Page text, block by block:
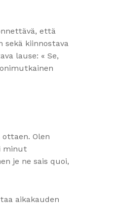
että
sekä kiinnostava
lause: « Se,
Olen
minut
je ne sais quoi,
aikakauden